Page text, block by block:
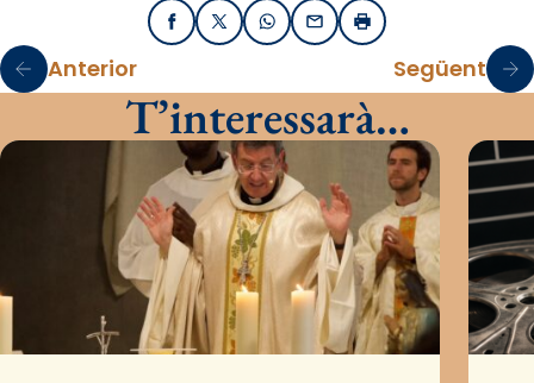
FacebookX / TwitterWhatsApp
EmailImprimir
Anterior Següent
T’interessarà…